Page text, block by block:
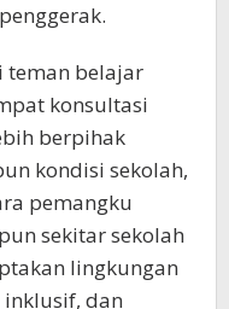
teman belajar
konsultasi
berpihak
kondisi sekolah,
pemangku
sekitar sekolah
lingkungan
inklusif, dan